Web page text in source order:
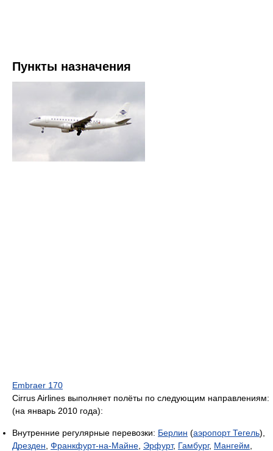
Пункты назначения
Embraer 170
Cirrus Airlines выполняет полёты по следующим направлениям:
(на январь 2010 года):
Внутренние регулярные перевозки: Берлин (аэропорт Тегель),
Дрезден Франкфурт-на-Майне Эрфурт, Гамбург, Мангейм